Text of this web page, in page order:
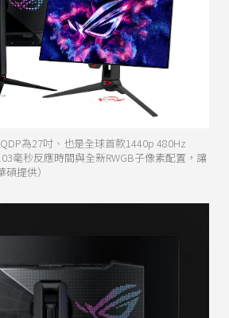
為27吋、也是全球首款1440p 480Hz
毫秒反應時間與全新RWGB子像素配置，讓
提供）